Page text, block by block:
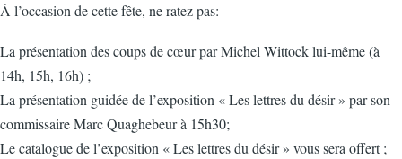
À l’occasion de cette fête, ne ratez pas:
La présentation des coups de cœur par Michel Wittock lui-même (à
14h, 15h, 16h) ;
La présentation guidée de l’exposition « Les lettres du désir » par son
commissaire Marc Quaghebeur à 15h30;
Le catalogue de l’exposition « Les lettres du désir » vous sera offert ;